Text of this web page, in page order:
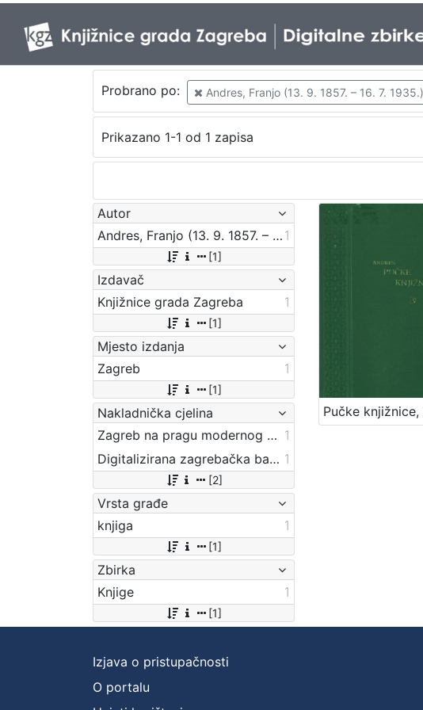
Probrano po: Andres, Franjo (13. 9. 1857. – 16. 7. 1935.)
Prikazano 1-1 od 1 zapisa
Autor
Andres, Franjo (13. 9. 1857. – 16. 7. 1935.) 1
[1]
Izdavač
Knjižnice grada Zagreba
1
[1]
Mjesto izdanja
Zagreb
1
[1]
Nakladnička cjelina
Zagreb na pragu modernog doba 1
Digitalizirana zagrebačka baština 1
[2]
Vrsta građe
knjiga
1
[1]
Zbirka
Knjige
1
[1]
Izjava o pristupačnosti
O portalu